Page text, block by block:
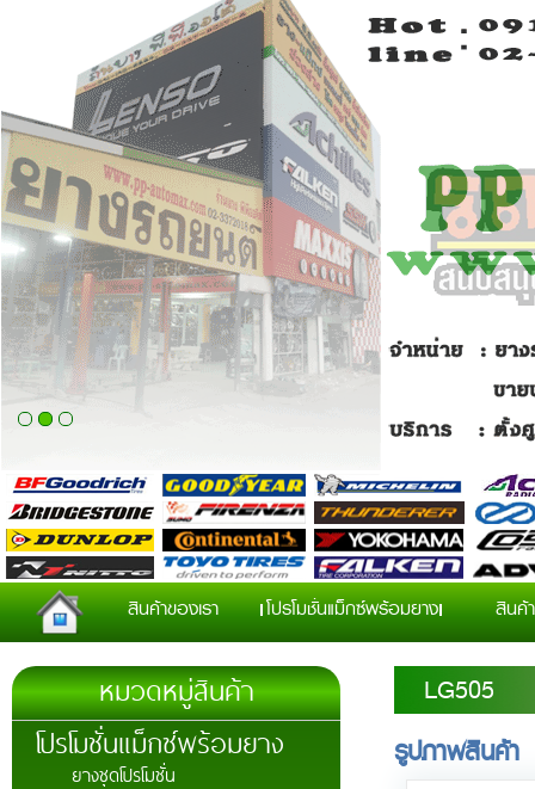
สินค้าของเรา โปรโมชั่นแม็กซ์พร้อมยาง สินค้
หมวดหมู่สินค้า
โปรโมชั่นแม็กซ์พร้อมยาง
ยางชุดโปรโมชั่น
LG505
รูปภาพสินค้า